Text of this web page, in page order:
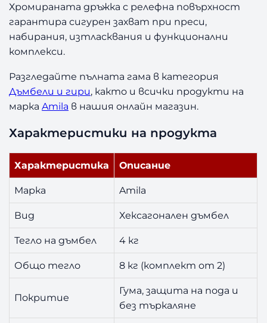
m
i
l
a
×
4
к
Хромираната дръжка с релефна повърхност
гарантира сигурен захват при преси,
набирания, изтласквания и функционални
комплекси.
Разгледайте пълната гама в категория
Дъмбели и гири, както и всички продукти на
маркаAmila в нашия онлайн магазин.
Характеристики на продукта
Характеристика Описание
Марка Amila
Вид Хексагонален дъмбел
Тегло на дъмбел 4 кг
Общо тегло 8 кг (комплект от 2)
Покритие
Гума, защита на пода и
без търкаляне